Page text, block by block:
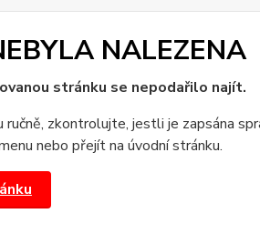
NALEZENA
stránku se nepodařilo najít.
ručně, zkontrolujte, jestli je zapsána
nebo přejít na úvodní stránku.